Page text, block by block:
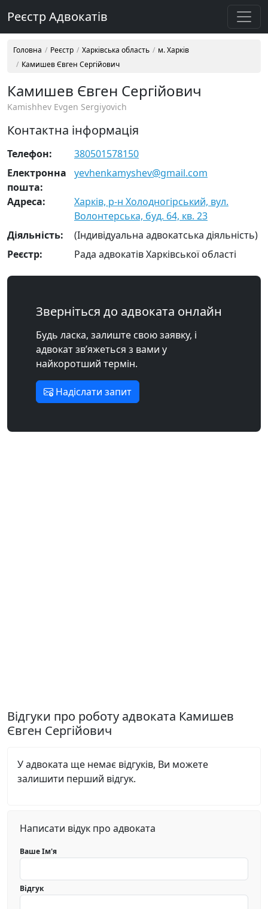
Реєстр Адвокатів
Головна Реєстр Харківська область
м. Харків
Камишев Євген Сергійович
Камишев Євген Сергійович
Kamishhev Evgen Sergiyovich
Контактна інформація
Телефон:
380501578150
Електронна
пошта:
yevhenkamyshev@gmail.com
Адреса:
Харків, р-н Холодногірський, вул.
Волонтерська, буд. 64, кв. 23
Діяльність:
(Індивідуальна адвокатська діяльність)
Реєстр:
Рада адвокатів Харківської області
Зверніться до адвоката онлайн
Будь ласка, залиште свою заявку, і
адвокат зв’яжеться з вами у
найкоротший термін.
Надіслати запит
Відгуки про роботу адвоката Камишев
Євген Сергійович
У адвоката ще немає відгуків, Ви можете
залишити перший відгук.
Написати відук про адвоката
Ваше Ім'я
Відгук